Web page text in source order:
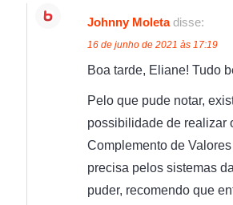
Johnny Moleta disse:
16 de junho de 2021 às 17:19
Boa tarde, Eliane! Tudo
Pelo que pude notar,
possibilidade de realizar
Complemento de
precisa pelos sistemas
puder, recomendo que